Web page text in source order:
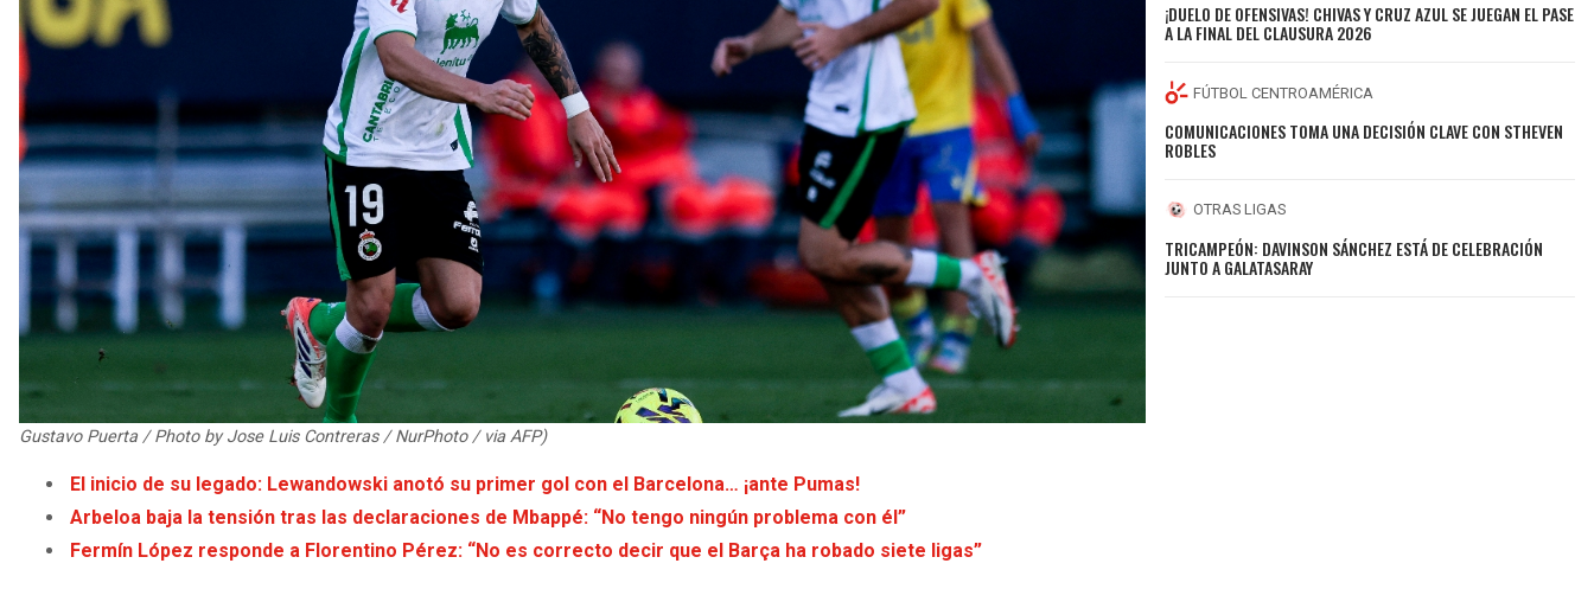
Gustavo Puerta / Photo by Jose Luis Contreras / NurPhoto / via AFP)
El inicio de su legado: Lewandowski anotó su primer gol con el Barcelona… ¡ante Pumas!
Arbeloa baja la tensión tras las declaraciones de Mbappé: “No tengo ningún problema con él”
Fermín López responde a Florentino Pérez: “No es correcto decir que el Barça ha robado siete ligas”
¡DUELO DE OFENSIVAS! CHIVAS Y CRUZ AZUL SE JUEGAN EL PASE
A LA FINAL DEL CLAUSURA 2026
FÚTBOL CENTROAMÉRICA
COMUNICACIONES TOMA UNA DECISIÓN CLAVE CON STHEVEN
ROBLES
OTRAS LIGAS
TRICAMPEÓN: DAVINSON SÁNCHEZ ESTÁ DE CELEBRACIÓN
JUNTO A GALATASARAY